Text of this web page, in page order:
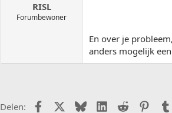
RISL
Forumbewoner
En over je
anders mogelijk
Delen: FacebookX (Twitter)
BlueskyLinkedIn
Reddit